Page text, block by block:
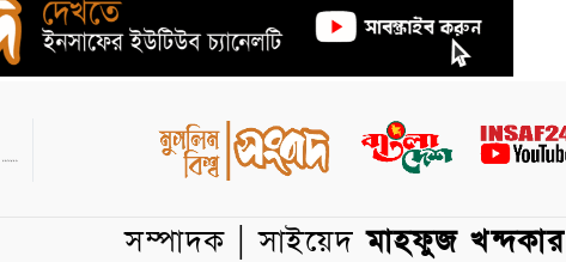
সম্পাদক | সাইয়েদমাহফুজ খন্দকার